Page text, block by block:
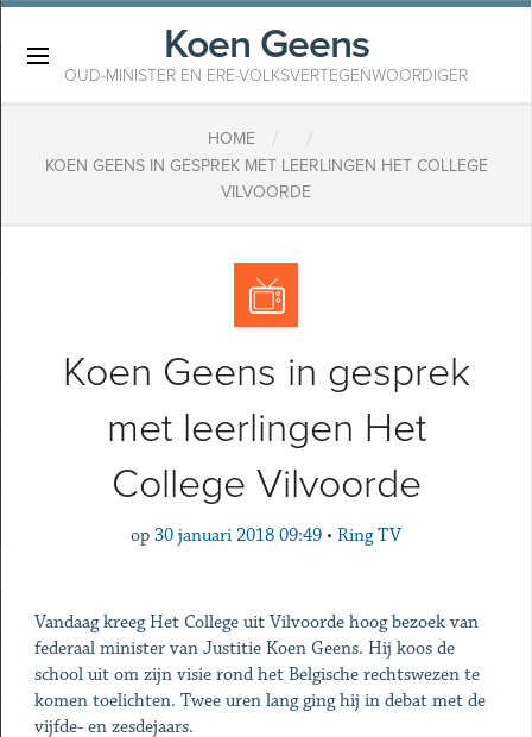
Koen Geens
OUD-MINISTER EN ERE-VOLKSVERTEGENWOORDIGER
HOME / /
KOEN GEENS IN GESPREK MET LEERLINGEN HET COLLEGE
VILVOORDE
Koen Geens in gesprek
met leerlingen Het
College Vilvoorde
op 30 januari 2018 09:49 • Ring TV
Vandaag kreeg Het College uit Vilvoorde hoog bezoek van
federaal minister van Justitie Koen Geens. Hij koos de
school uit om zijn visie rond het Belgische rechtswezen te
komen toelichten. Twee uren lang ging hij in debat met de
vijfde- en zesdejaars.